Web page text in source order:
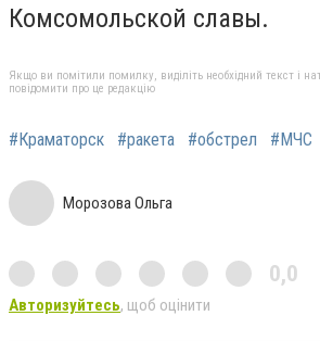
Комсомольской славы.
Якщо ви помітили помилку, виділіть необхідний текст і
повідомити про це редакцію
#Краматорск #ракета #обстрел #МЧС
Морозова Ольга
0,0
Авторизуйтесь, щоб оцінити